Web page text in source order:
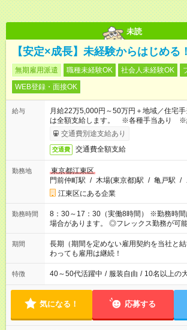
未読
【安定×成長】未経験からはじめる
無期雇用派遣 職種未経験OK 社会人未経験OK
WEB登録・面接OK
給与
月給22万5,000円～50万円＋地域／住宅
は全額支給します。 ※各種手当あり ※
考慮して加給・優遇します。
交通費別途支給あり
交通費 交通費全額支給
勤務地
東京都江東区
門前仲町駅 / 木場(東京都)駅 / 亀戸駅 /
江東区にある企業
勤務時間
8：30～17：30（実働8時間） ※勤務時間
場合があります。 ◎フレックス勤務が可能な就業先もありま
す。 ◎今よりもさらに働きやすい環境
改革に全社をあげて取り組んでいます。
期間
長期（期間を定めない雇用契約を当社と
わっても雇用は継続！
特徴 40～50代活躍中 / 服装自由 / 10名以上の
気になる！ 応募する